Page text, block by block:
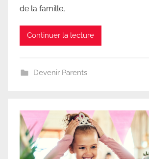
de la famille,
Continuer la lecture
Devenir Parents